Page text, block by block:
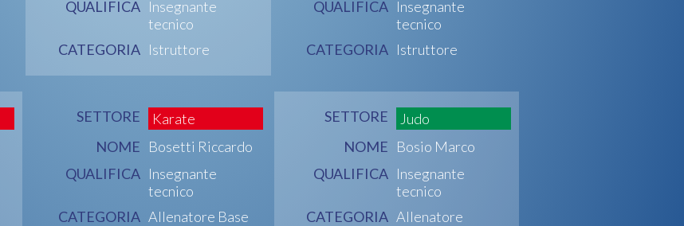
QUALIFICA Insegnante
tecnico
CATEGORIA Istruttore
QUALIFICA Insegnante
tecnico
CATEGORIA Istruttore
SETTORE
Karate
NOME Bosetti Riccardo
QUALIFICA Insegnante
tecnico
CATEGORIA Allenatore Base
SETTORE
Judo
NOME Bosio Marco
QUALIFICA Insegnante
tecnico
CATEGORIA Allenatore